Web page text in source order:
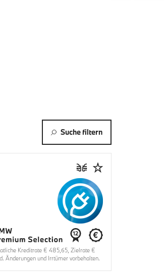
Suche filtern
Kreditrate € 485,65, Zielrate €
und Irrtümer vorbehalten.